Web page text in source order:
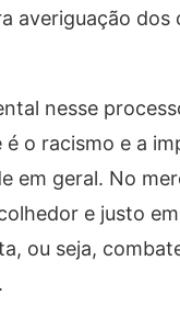
dos
nesse
o racismo e a
em geral. No
e justo
ou seja,